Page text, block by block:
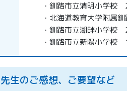
・釧路市立清明小学校
・北海道教育大学附属
・釧路市立湖畔小学校
・釧路市立新陽小学校
生のご感想、ご要望など